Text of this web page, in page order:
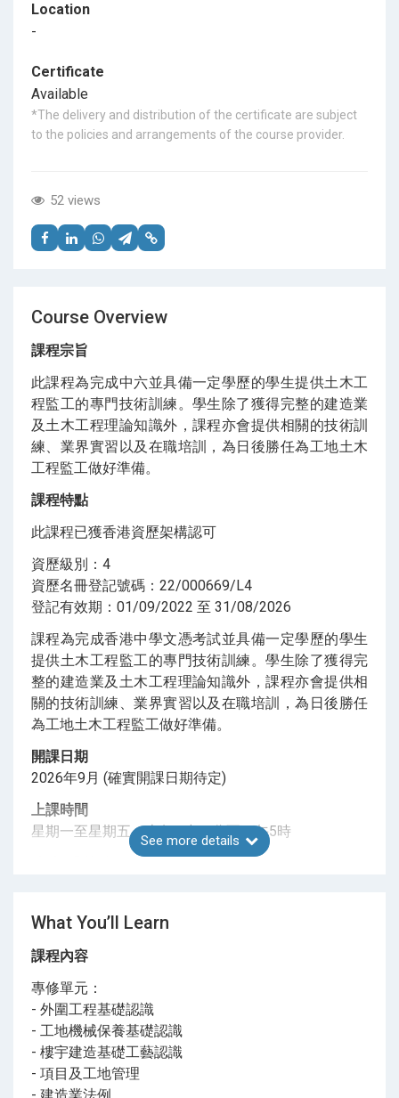
Location
-
Certificate
Available
*The delivery and distribution of the certificate are subject
to the policies and arrangements of the course provider.
52 views
Course Overview
課程宗旨
此課程為完成中六並具備一定學歷的學生提供土木工
程監工的專門技術訓練。學生除了獲得完整的建造業
及土木工程理論知識外，課程亦會提供相關的技術訓
練、業界實習以及在職培訓，為日後勝任為工地土木
工程監工做好準備。
課程特點
此課程已獲香港資歷架構認可
資歷級別：4
資歷名冊登記號碼：22/000669/L4
登記有效期：01/09/2022 至 31/08/2026
課程為完成香港中學文憑考試並具備一定學歷的學生
提供土木工程監工的專門技術訓練。學生除了獲得完
整的建造業及土木工程理論知識外，課程亦會提供相
關的技術訓練、業界實習以及在職培訓，為日後勝任
為工地土木工程監工做好準備。
開課日期
2026年9月 (確實開課日期待定)
上課時間
星期一至星期五：上午8時20分至下午5時
See more details
What You’ll Learn
課程內容
專修單元：
- 外圍工程基礎認識
- 工地機械保養基礎認識
- 樓宇建造基礎工藝認識
- 項目及工地管理